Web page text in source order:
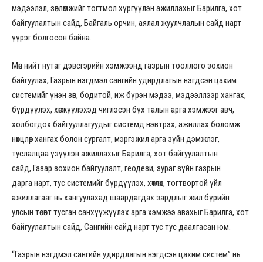
мэдээлэл, зөвлөмжийг тогтмол хүргүүлэн ажиллахыг Барилга, хот
байгуулалтын сайд, Байгаль орчин, аялал жуулчлалын сайд нарт
үүрэг болгосон байна.
Мөн нийт нутаг дэвсгэрийн хэмжээнд газрын тооллого зохион
байгуулах, Газрын нэгдмэл сангийн удирдлагын нэгдсэн цахим
системийг үнэн зөв, бодитой, иж бүрэн мэдээ, мэдээллээр хангах,
бүрдүүлэх, хөгжүүлэхэд чиглэсэн бүх талын арга хэмжээг авч,
холбогдох байгууллагуудыг системд нэвтрэх, ажиллах боломж
нөхцлөөр хангах болон сургалт, мэргэжил арга зүйн дэмжлэг,
туслалцаа үзүүлэн ажиллахыг Барилга, хот байгуулалтын
сайд, Газар зохион байгуулалт, геодези, зураг зүйн газрын
дарга нарт, тус системийг бүрдүүлэх, хөтлөх, тогтвортой үйл
ажиллагааг нь хангуулахад шаардагдах зардлыг жил бүрийн
улсын төсөвт тусган санхүүжүүлэх арга хэмжээ авахыг Барилга, хот
байгуулалтын сайд, Сангийн сайд нарт тус тус даалгасан юм.
“Газрын нэгдмэл сангийн удирдлагын нэгдсэн цахим систем” нь